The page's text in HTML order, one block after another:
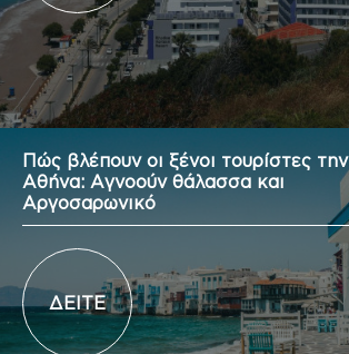
Πώς βλέπουν οι ξένοι τουρίστες την
Αθήνα: Αγνοούν θάλασσα και
Αργοσαρωνικό
ΔΕΙΤΕ